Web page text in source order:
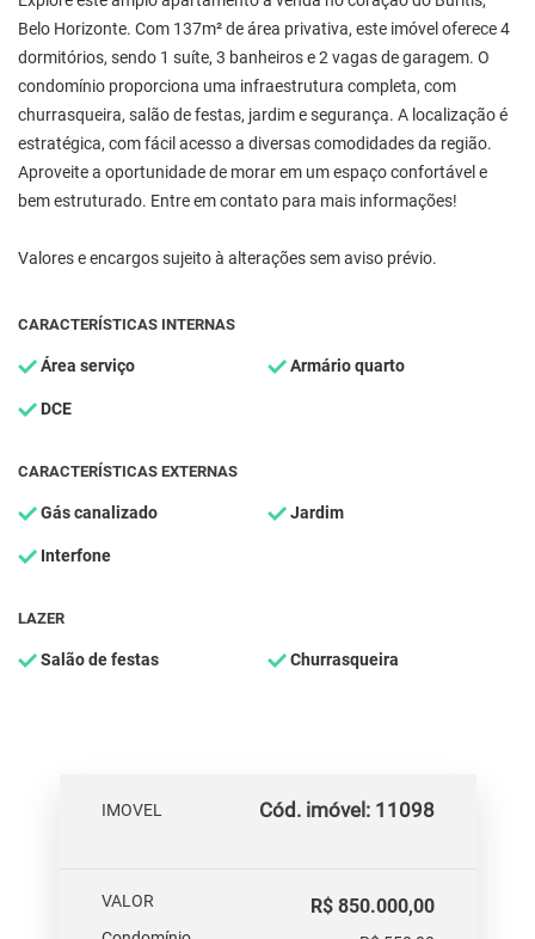
Belo Horizonte. Com 137m² de área privativa, este imóvel oferece 4
dormitórios, sendo 1 suíte, 3 banheiros e 2 vagas de garagem. O
condomínio proporciona uma infraestrutura completa, com
churrasqueira, salão de festas, jardim e segurança. A localização é
estratégica, com fácil acesso a diversas comodidades da região.
Aproveite a oportunidade de morar em um espaço confortável e
bem estruturado. Entre em contato para mais informações!
Valores e encargos sujeito à alterações sem aviso prévio.
CARACTERÍSTICAS INTERNAS
Área serviço Armário quarto
DCE
CARACTERÍSTICAS EXTERNAS
Gás canalizado Jardim
Interfone
LAZER
Salão de festas Churrasqueira
IMOVEL Cód. imóvel: 11098
VALOR R$ 850.000,00